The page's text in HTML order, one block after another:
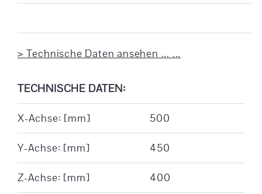
> Technische Daten ansehen ... ...
TECHNISCHE DATEN:
X-Achse: [mm] 500
Y-Achse: [mm] 450
Z-Achse: [mm] 400